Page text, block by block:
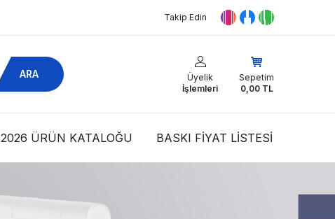
Takip Edin
ARA
Üyelik
İşlemleri
Sepetim
0,00TL
2026 ÜRÜN KATALOĞU BASKI FIYAT LISTESI